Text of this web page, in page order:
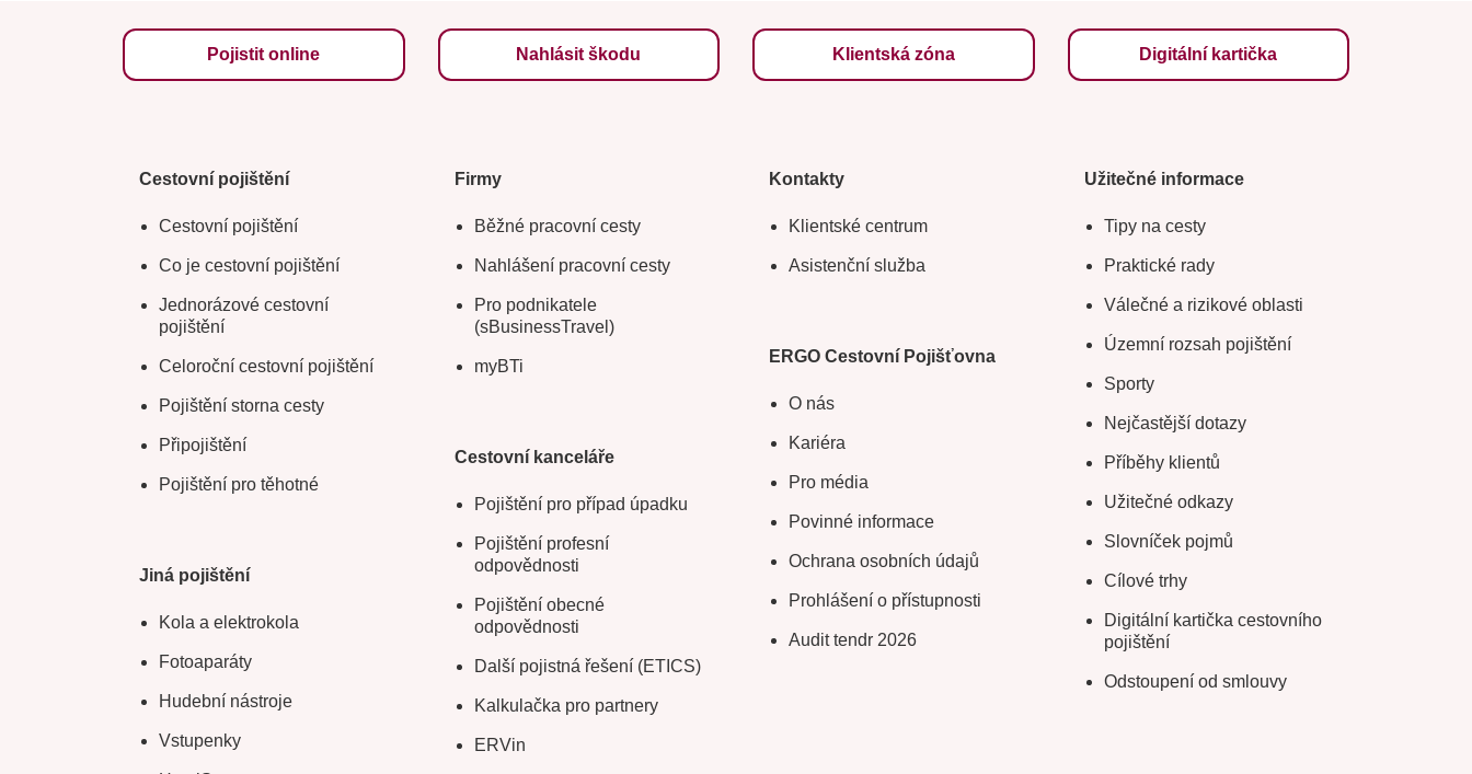
Pojistit online Nahlásit škodu Klientská zóna Digitální kartička
Cestovní pojištění
Cestovní pojištění
Co je cestovní pojištění
Jednorázové cestovní
pojištění
Celoroční cestovní pojištění
Pojištění storna cesty
Připojištění
Pojištění pro těhotné
Jiná pojištění
Kola a elektrokola
Fotoaparáty
Hudební nástroje
Vstupenky
Firmy
Běžné pracovní cesty
Nahlášení pracovní cesty
Pro podnikatele
(sBusinessTravel)
myBTi
Cestovní kanceláře
Pojištění pro případ úpadku
Pojištění profesní
odpovědnosti
Pojištění obecné
odpovědnosti
Další pojistná řešení (ETICS)
Kalkulačka pro partnery
ERVin
Kontakty
Klientské centrum
Asistenční služba
ERGO Cestovní Pojišťovna
O nás
Kariéra
Pro média
Povinné informace
Ochrana osobních údajů
Prohlášení o přístupnosti
Audit tendr 2026
Užitečné informace
Tipy na cesty
Praktické rady
Válečné a rizikové oblasti
Územní rozsah pojištění
Sporty
Nejčastější dotazy
Příběhy klientů
Užitečné odkazy
Slovníček pojmů
Cílové trhy
Digitální kartička cestovního
pojištění
Odstoupení od smlouvy